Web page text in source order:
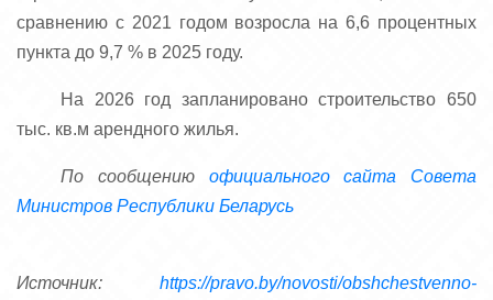
сравнению с 2021 годом возросла на 6,6 процентных
пункта до 9,7 % в 2025 году.
На 2026 год запланировано строительство 650
тыс. кв.м арендного жилья.
По сообщению официального сайта Совета
Министров Республики Беларусь
Источник: https://pravo.by/novosti/obshchestvenno-